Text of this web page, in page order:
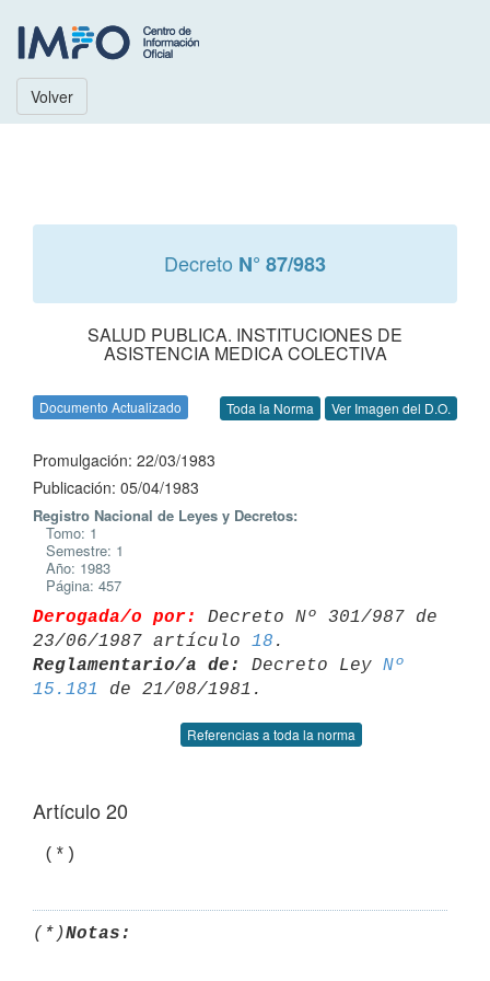
Volver
Decreto N° 87/983
SALUD PUBLICA. INSTITUCIONES DE
ASISTENCIA MEDICA COLECTIVA
Documento Actualizado Toda la Norma Ver Imagen del D.O.
Promulgación: 22/03/1983
Publicación: 05/04/1983
Registro Nacional de Leyes y Decretos:
Tomo: 1
Semestre: 1
Año: 1983
Página: 457
Derogada/o por:
Decreto Nº 301/987 de
23/06/1987 artículo 18
Reglamentario/a de:
Decreto Ley Nº
15.181
Referencias a toda la norma
Artículo 20
(*)Notas: